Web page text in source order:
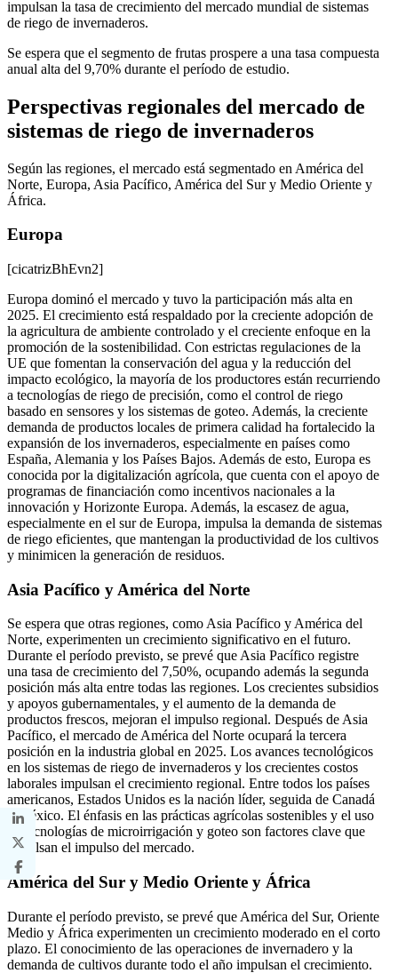
impulsan la tasa de crecimiento del mercado mundial de sistemas
de riego de invernaderos.
Se espera que el segmento de frutas prospere a una tasa compuesta
anual alta del 9,70% durante el período de estudio.
Perspectivas regionales del mercado de
sistemas de riego de invernaderos
Según las regiones, el mercado está segmentado en América del
Norte, Europa, Asia Pacífico, América del Sur y Medio Oriente y
África.
Europa
[cicatrizBhEvn2]
Europa dominó el mercado y tuvo la participación más alta en
2025. El crecimiento está respaldado por la creciente adopción de
la agricultura de ambiente controlado y el creciente enfoque en la
promoción de la sostenibilidad. Con estrictas regulaciones de la
UE que fomentan la conservación del agua y la reducción del
impacto ecológico, la mayoría de los productores están recurriendo
a tecnologías de riego de precisión, como el control de riego
basado en sensores y los sistemas de goteo. Además, la creciente
demanda de productos locales de primera calidad ha fortalecido la
expansión de los invernaderos, especialmente en países como
España, Alemania y los Países Bajos. Además de esto, Europa es
conocida por la digitalización agrícola, que cuenta con el apoyo de
programas de financiación como incentivos nacionales a la
innovación y Horizonte Europa. Además, la escasez de agua,
especialmente en el sur de Europa, impulsa la demanda de sistemas
de riego eficientes, que mantengan la productividad de los cultivos
y minimicen la generación de residuos.
Asia Pacífico y América del Norte
Se espera que otras regiones, como Asia Pacífico y América del
Norte, experimenten un crecimiento significativo en el futuro.
Durante el período previsto, se prevé que Asia Pacífico registre
una tasa de crecimiento del 7,50%, ocupando además la segunda
posición más alta entre todas las regiones. Los crecientes subsidios
y apoyos gubernamentales, y el aumento de la demanda de
productos frescos, mejoran el impulso regional. Después de Asia
Pacífico, el mercado de América del Norte ocupará la tercera
posición en la industria global en 2025. Los avances tecnológicos
en los sistemas de riego de invernaderos y los crecientes costos
laborales impulsan el crecimiento regional. Entre todos los países
americanos, Estados Unidos es la nación líder, seguida de Canadá
y México. El énfasis en las prácticas agrícolas sostenibles y el uso
de tecnologías de microirrigación y goteo son factores clave que
impulsan el impulso del mercado.
América del Sur y Medio Oriente y África
Durante el período previsto, se prevé que América del Sur, Oriente
Medio y África experimenten un crecimiento moderado en el corto
plazo. El conocimiento de las operaciones de invernadero y la
demanda de cultivos durante todo el año impulsan el crecimiento.